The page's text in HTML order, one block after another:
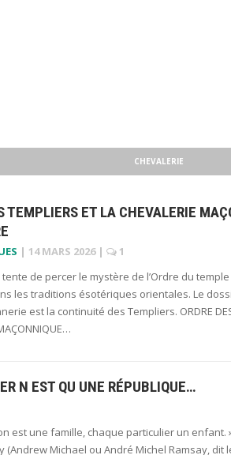
CHEVALERIE
TEMPLIERS ET LA CHEVALERIE
| 14 MARS 2026 |
1
de percer le mystère de l’Ordre du
les traditions ésotériques orientales. Le
est la continuité des Templiers. ORDRE DES
N EST QU UNE RÉPUBLIQUE…
est une famille, chaque particulier un enfant.
Michael ou André Michel Ramsay, dit